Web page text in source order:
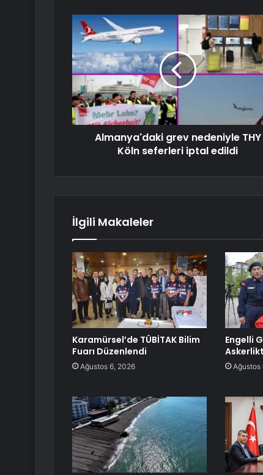
Almanya'daki grev nedeniyle THY
Köln seferleri iptal edildi
İlgili Makaleler
Karamürsel’de TÜBİTAK Bilim
Fuarı Düzenlendi
Ağustos 6, 2026
Engelli
Ağustos